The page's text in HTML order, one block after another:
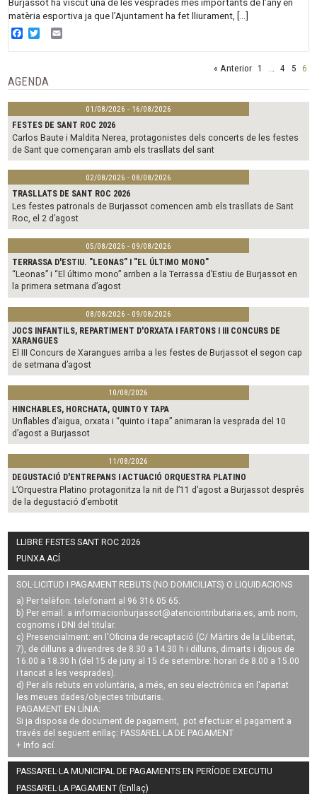
matèria esportiva ja que l’Ajuntament ha fet lliurament, […]
Facebook
Twitter
« Anterior 1 4 5 6
AGENDA
01/08/2026 - 16/08/2026
FESTES DE SANT ROC 2026
Carlos Baute i Maldita Nerea, protagonistes dels concerts de les festes
de Sant que començaran amb els trasllats del sant
02/08/2026 - 08/08/2026
TRASLLATS DE SANT ROC 2026
Les festes patronals de Burjassot comencen amb els trasllats de Sant
Roc, el 2 d’agost
05/08/2026 - 09/08/2026
TERRASSA D'ESTIU. "LEONAS" I "EL ÚLTIMO MONO"
“Leonas” i “El último mono” arriben a la Terrassa d’Estiu de Burjassot en
la primera setmana d’agost
08/08/2026 - 09/08/2026
JOCS INFANTILS, REPARTIMENT D'ORXATA I FARTONS I III CONCURS DE
XARANGUES
El III Concurs de Xarangues arriba a les festes de Burjassot el segon cap
de setmana d’agost
10/08/2026
HINCHABLES, HORCHATA, QUINTO Y TAPA
Unflables d’aigua, orxata i “quinto i tapa” animaran la vesprada del 10
d’agost a Burjassot
11/08/2026
DEGUSTACIÓ D'ENTREPANS I ACTUACIÓ ORQUESTRA PLATINO
L’Orquestra Platino protagonitza la nit de l’11 d’agost a Burjassot després
de la degustació d’embotit
LLIBRE FESTES SANT ROC 2026
PUNXA ACÍ
SOL·LICITUD I PAGAMENT REBUTS (NO DOMICILIATS) O LIQUIDACIONS
a) Per telèfon: telefonant al 96 316 05 65.
b) Per email: a informacionburjassot@atenciontributaria.es, amb nom,
cognoms i DNI del titular.
c) Presencialment: en l'Oficina de recaptació (C/ Màrtirs de la Llibertat,
7), de dilluns a divendres de 8.30 a 14.30 h i dilluns, dimarts i dijous de
16.00 a 18.30 h (del 15 de juny al 15 de setembre: horari de 8.00 a 15.00
i tancat a les vesprades).
d) Per als rebuts en voluntària, a més, en seu electrònica en l'apartat
les meues dades/objectes tributaris.
PAGAMENT EN LÍNIA:
Si ja disposa de document de pagament, pot efectuar el pagament a
través del següent enllaç: PASSAREL·LA DE PAGAMENT
+ Info ací.
PASSAREL·LA MUNICIPAL DE PAGAMENTS EN PERÍODE EXECUTIU
PASSAREL·LA PAGAMENT (Enllaç)